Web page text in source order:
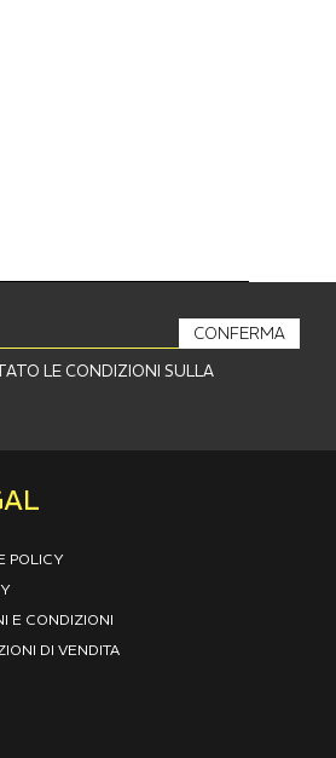
LE CONDIZIONI SULLA
CONFERMA
POLICY
E CONDIZIONI
DI VENDITA